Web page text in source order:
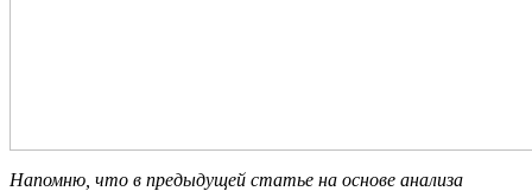
Напомню, что в предыдущей статье на основе анализа